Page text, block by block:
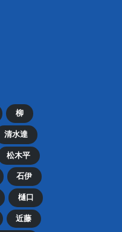
柳
清水達
松木平
石伊
樋口
近藤